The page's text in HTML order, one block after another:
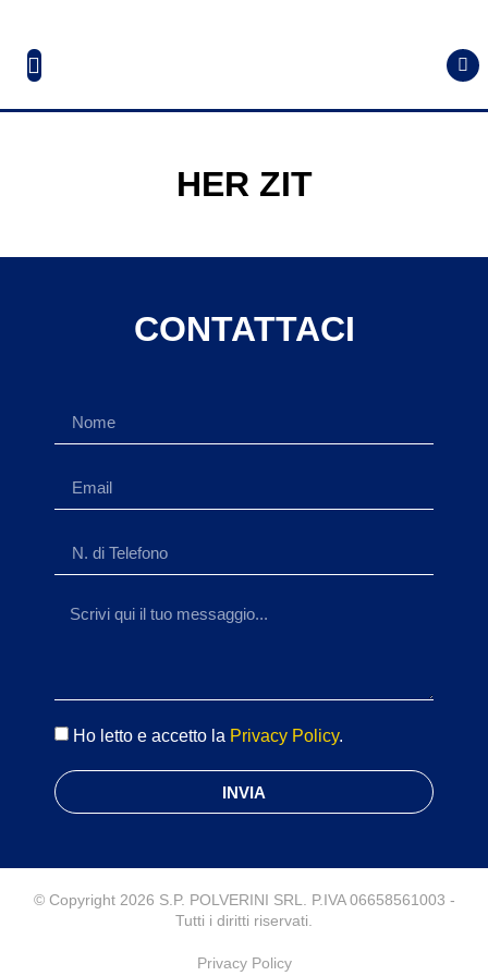
HER ZIT
CONTATTACI
Ho letto e accetto la Privacy Policy.
INVIA
© Copyright 2026 S.P. POLVERINI SRL. P.IVA 06658561003 -
Tutti i diritti riservati.
Privacy Policy